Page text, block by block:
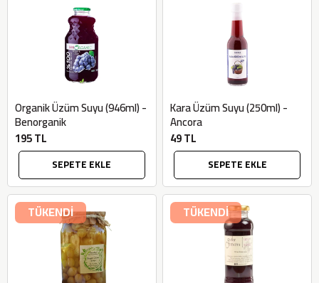
Organik Üzüm Suyu (946ml) -
Benorganik
195 TL
SEPETE EKLE
Kara Üzüm Suyu (250ml) -
Ancora
49 TL
SEPETE EKLE
TÜKENDİ TÜKENDİ